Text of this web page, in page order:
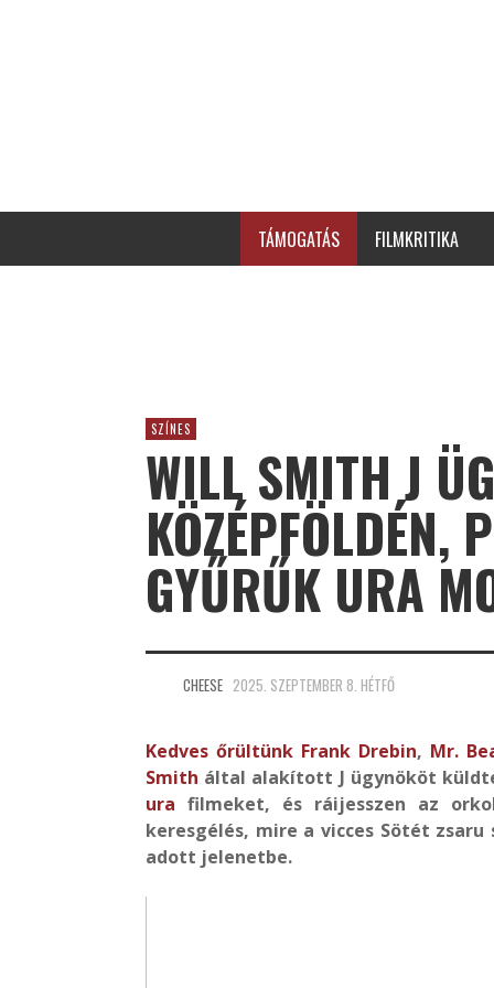
TÁMOGATÁS FILMKRITIKA
SZÍNES
WILL SMITH J
KÖZÉPFÖLDÉN,
GYŰRŰK URA
CHEESE 2025. SZEPTEMBER 8. HÉTFŐ
Kedves őrültünk Frank Drebin, Mr.
Smith által alakított J ügynököt
ura filmeket, és ráijesszen az
keresgélés, mire a vicces Sötét
adott jelenetbe.